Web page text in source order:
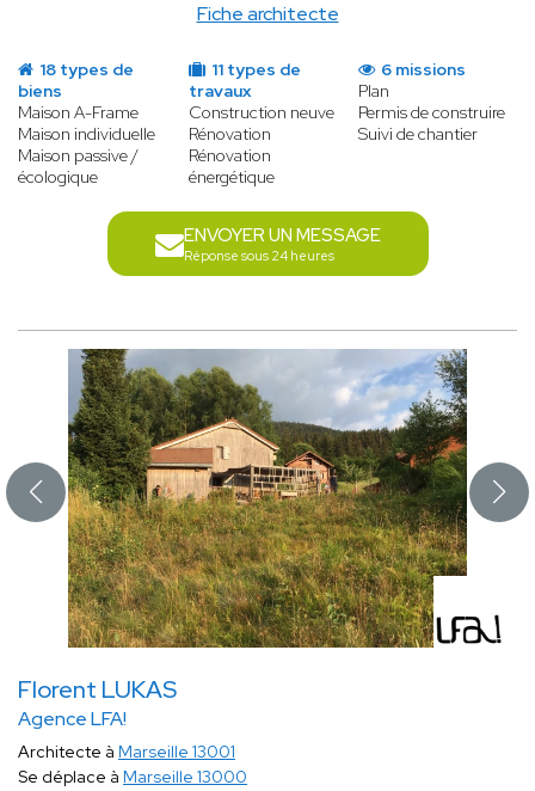
Fiche architecte
18 types de
biens
Maison A-Frame
Maison individuelle
Maison passive /
écologique
11 types de
travaux
Construction neuve
Rénovation
Rénovation
énergétique
6 missions
Plan
Permis de construire
Suivi de chantier
ENVOYER UN MESSAGE
Réponse sous 24 heures
Florent LUKAS
Agence LFA!
Architecte à Marseille 13001
Se déplace à Marseille 13000